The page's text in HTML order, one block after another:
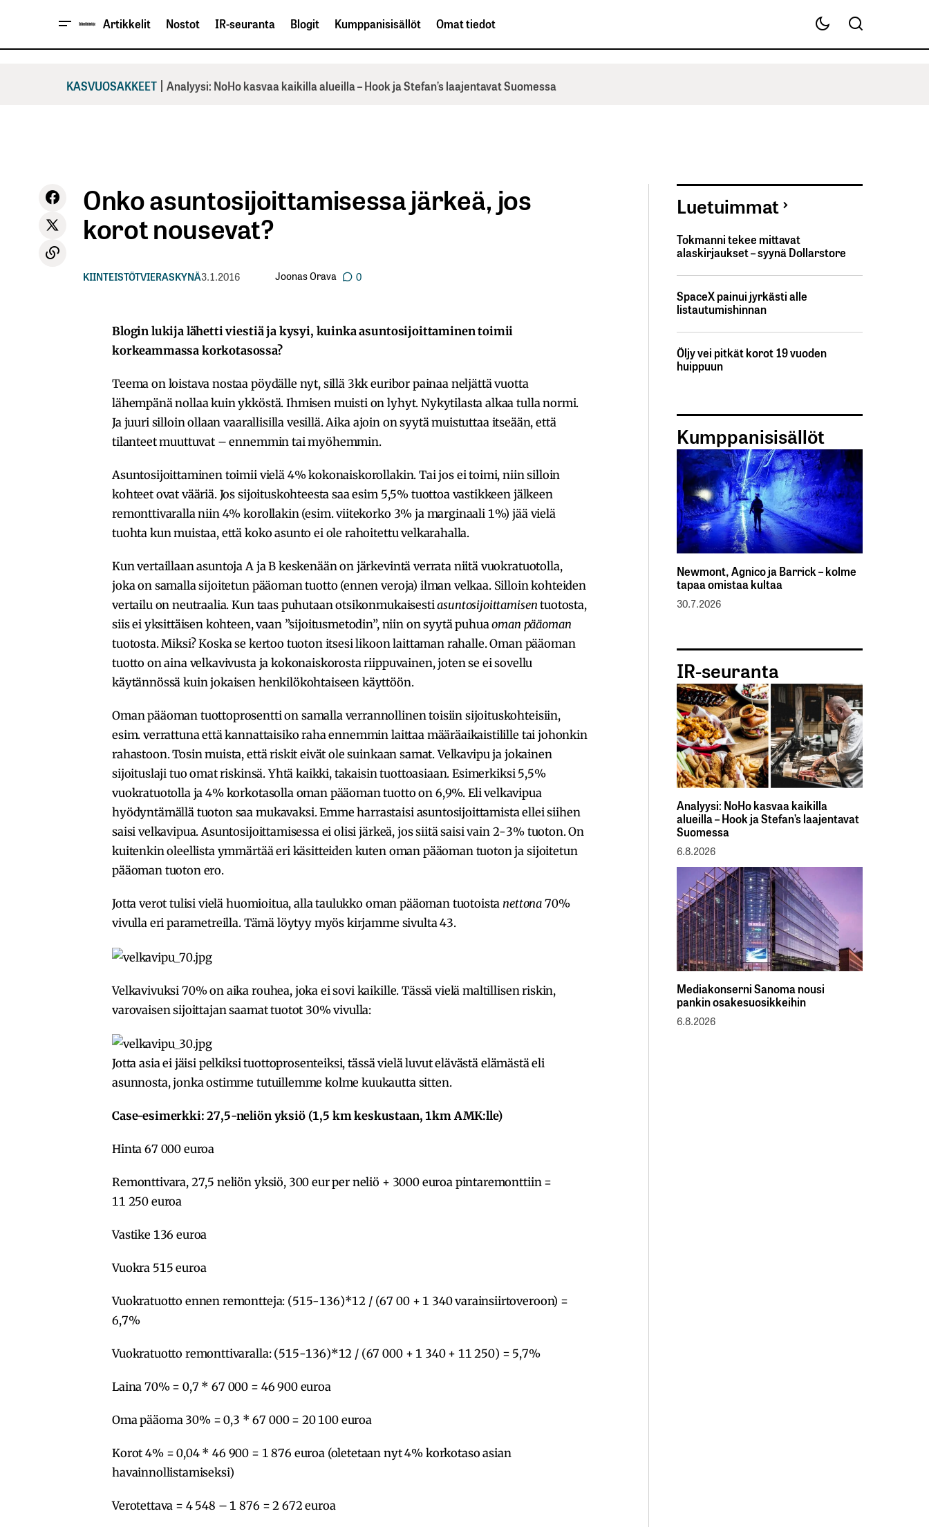
Artikkelit Nostot IR-seuranta Blogit Kumppanisisällöt Omat tiedot
KASVUOSAKKEET | Analyysi: NoHo kasvaa kaikilla alueilla – Hook ja Stefan’s laajentavat Suomessa
Onko asuntosijoittamisessa järkeä, jos
korot nousevat?
KIINTEISTÖTVIERASKYNÄ3.1.2016 Joonas Orava 0
Blogin lukija lähetti viestiä ja kysyi, kuinka asuntosijoittaminen toimii
korkeammassa korkotasossa?
Teema on loistava nostaa pöydälle nyt, sillä 3kk euribor painaa neljättä vuotta
lähempänä nollaa kuin ykköstä. Ihmisen muisti on lyhyt. Nykytilasta alkaa tulla normi.
Ja juuri silloin ollaan vaarallisilla vesillä. Aika ajoin on syytä muistuttaa itseään, että
tilanteet muuttuvat – ennemmin tai myöhemmin.
Asuntosijoittaminen toimii vielä 4% kokonaiskorollakin. Tai jos ei toimi, niin silloin
kohteet ovat vääriä. Jos sijoituskohteesta saa esim 5,5% tuottoa vastikkeen jälkeen
remonttivaralla niin 4% korollakin (esim. viitekorko 3% ja marginaali 1%) jää vielä
tuohta kun muistaa, että koko asunto ei ole rahoitettu velkarahalla.
Kun vertaillaan asuntoja A ja B keskenään on järkevintä verrata niitä vuokratuotolla,
joka on samalla sijoitetun pääoman tuotto (ennen veroja) ilman velkaa. Silloin kohteiden
vertailu on neutraalia. Kun taas puhutaan otsikonmukaisestiasuntosijoittamisen tuotosta,
siis ei yksittäisen kohteen, vaan ”sijoitusmetodin”, niin on syytä puhuaoman pääoman
tuotosta. Miksi? Koska se kertoo tuoton itsesi likoon laittaman rahalle. Oman pääoman
tuotto on aina velkavivusta ja kokonaiskorosta riippuvainen, joten se ei sovellu
käytännössä kuin jokaisen henkilökohtaiseen käyttöön.
Oman pääoman tuottoprosentti on samalla verrannollinen toisiin sijoituskohteisiin,
esim. verrattuna että kannattaisiko raha ennemmin laittaa määräaikaistilille tai johonkin
rahastoon. Tosin muista, että riskit eivät ole suinkaan samat. Velkavipu ja jokainen
sijoituslaji tuo omat riskinsä. Yhtä kaikki, takaisin tuottoasiaan. Esimerkiksi 5,5%
vuokratuotolla ja 4% korkotasolla oman pääoman tuotto on 6,9%. Eli velkavipua
hyödyntämällä tuoton saa mukavaksi. Emme harrastaisi asuntosijoittamista ellei siihen
saisi velkavipua. Asuntosijoittamisessa ei olisi järkeä, jos siitä saisi vain 2-3% tuoton. On
kuitenkin oleellista ymmärtää eri käsitteiden kuten oman pääoman tuoton ja sijoitetun
pääoman tuoton ero.
Jotta verot tulisi vielä huomioitua, alla taulukko oman pääoman tuotoista nettona 70%
vivulla eri parametreilla. Tämä löytyy myös kirjamme sivulta 43.
Velkavivuksi 70% on aika rouhea, joka ei sovi kaikille. Tässä vielä maltillisen riskin,
varovaisen sijoittajan saamat tuotot 30% vivulla:
Jotta asia ei jäisi pelkiksi tuottoprosenteiksi, tässä vielä luvut elävästä elämästä eli
asunnosta, jonka ostimme tutuillemme kolme kuukautta sitten.
Case-esimerkki: 27,5-neliön yksiö (1,5 km keskustaan, 1km AMK:lle)
Hinta 67 000 euroa
Remonttivara, 27,5 neliön yksiö, 300 eur per neliö + 3000 euroa pintaremonttiin =
11 250 euroa
Vastike 136 euroa
Vuokra 515 euroa
Vuokratuotto ennen remontteja: (515-136)*12 / (67 00 + 1 340 varainsiirtoveroon) =
6,7%
Vuokratuotto remonttivaralla: (515-136)*12 / (67 000 + 1 340 + 11 250) = 5,7%
Laina 70% = 0,7 * 67 000 = 46 900 euroa
Oma pääoma 30% = 0,3 * 67 000 = 20 100 euroa
Korot 4% = 0,04 * 46 900 = 1 876 euroa (oletetaan nyt 4% korkotaso asian
havainnollistamiseksi)
Verotettava = 4 548 – 1 876 = 2 672 euroa
Luetuimmat
Tokmanni tekee mittavat
alaskirjaukset – syynä Dollarstore
SpaceX painui jyrkästi alle
listautumishinnan
Öljy vei pitkät korot 19 vuoden
huippuun
Kumppanisisällöt
Newmont, Agnico ja Barrick – kolme
tapaa omistaa kultaa
30.7.2026
IR-seuranta
Analyysi: NoHo kasvaa kaikilla
alueilla – Hook ja Stefan’s laajentavat
Suomessa
6.8.2026
Mediakonserni Sanoma nousi
pankin osakesuosikkeihin
6.8.2026